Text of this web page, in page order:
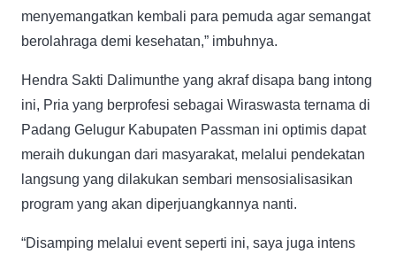
menyemangatkan kembali para pemuda agar semangat
berolahraga demi kesehatan,” imbuhnya.
Hendra Sakti Dalimunthe yang akraf disapa bang intong
ini, Pria yang berprofesi sebagai Wiraswasta ternama di
Padang Gelugur Kabupaten Passman ini optimis dapat
meraih dukungan dari masyarakat, melalui pendekatan
langsung yang dilakukan sembari mensosialisasikan
program yang akan diperjuangkannya nanti.
“Disamping melalui event seperti ini, saya juga intens